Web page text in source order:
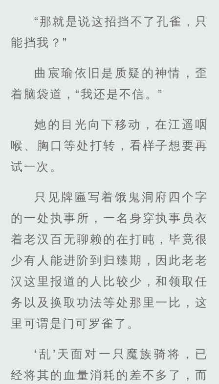
“那就是说这招挡不了孔雀，只
能挡我？”
曲宸瑜依旧是质疑的神情，歪
着脑袋道，“我还是不信。”
她的目光向下移动，在江遥咽
喉、胸口等处打转，看样子想要再
试一次。
只见牌匾写着饿鬼洞府四个字
的一处执事所，一名身穿执事员衣
着老汉百无聊赖的在打盹，毕竟很
少有人能进阶到归臻期，因此老老
汉这里报道的人比较少，和领取任
务以及换取功法等处那里一比，这
里可谓是门可罗雀了。
‘乱’天面对一只魔族骑将，已
经将其的血量消耗的差不多了，而